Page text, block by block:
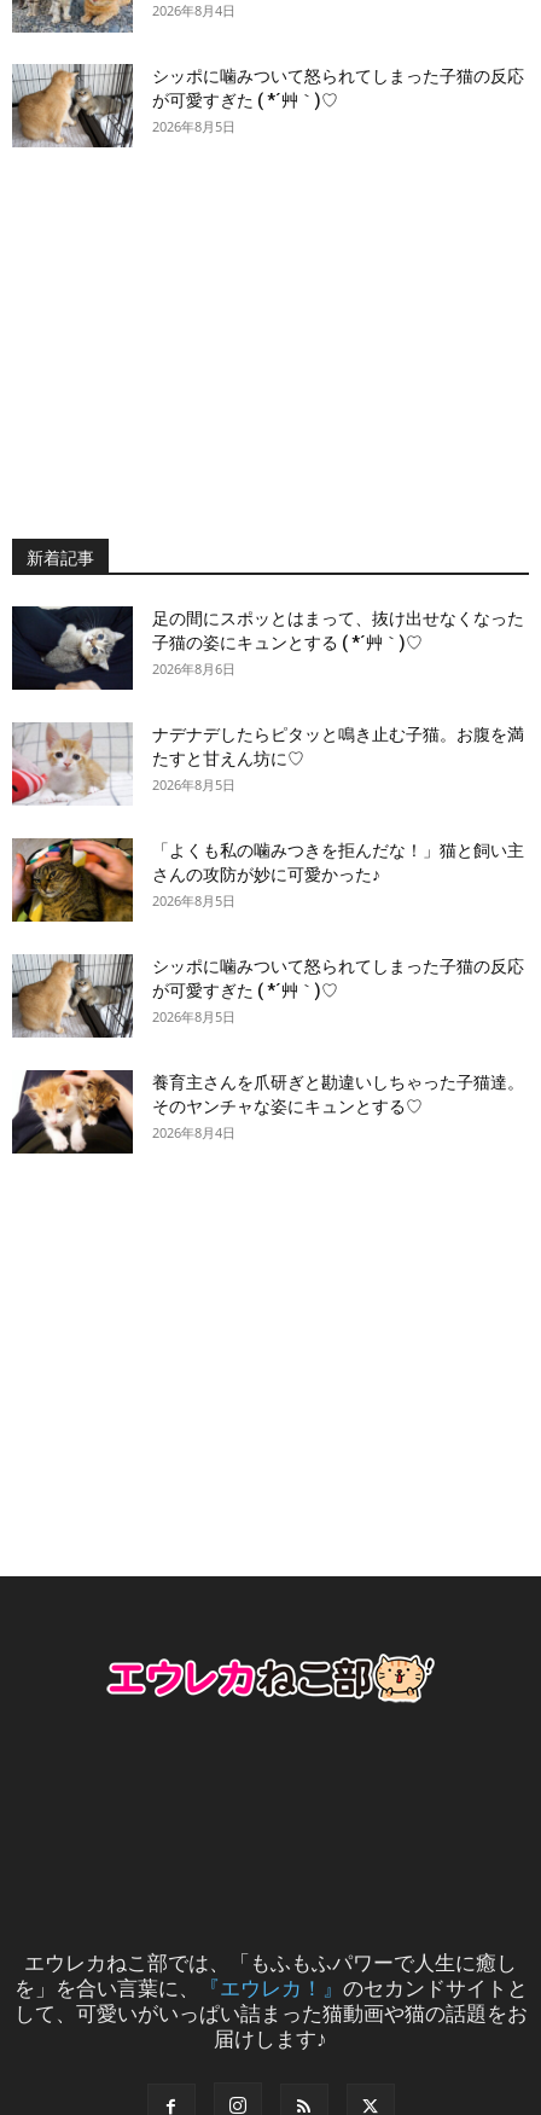
2026年8月4日
シッポに噛みついて怒られてしまった子猫の反応
が可愛すぎた ( *´艸｀)♡
2026年8月5日
新着記事
足の間にスポッとはまって、抜け出せなくなった
子猫の姿にキュンとする ( *´艸｀)♡
2026年8月6日
ナデナデしたらピタッと鳴き止む子猫。お腹を満
たすと甘えん坊に♡
2026年8月5日
「よくも私の噛みつきを拒んだな！」猫と飼い主
さんの攻防が妙に可愛かった♪
2026年8月5日
シッポに噛みついて怒られてしまった子猫の反応
が可愛すぎた ( *´艸｀)♡
2026年8月5日
養育主さんを爪研ぎと勘違いしちゃった子猫達。
そのヤンチャな姿にキュンとする♡
2026年8月4日
エウレカねこ部では、「もふもふパワーで人生に癒し
を」を合い言葉に、
『エウレカ！』 のセカンドサイトと
して、可愛いがいっぱい詰まった猫動画や猫の話題をお
届けします♪